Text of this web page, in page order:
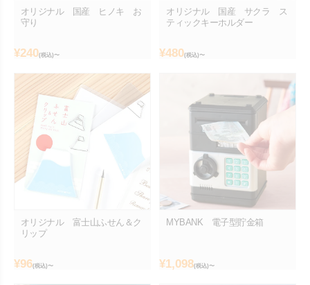
オリジナル 国産 ヒノキ お
守り
¥240(税込)〜
オリジナル 国産 サクラ ス
ティックキーホルダー
¥480(税込)〜
オリジナル 富士山ふせん＆ク
リップ
¥96(税込)〜
MYBANK 電子型貯金箱
¥1,098(税込)〜